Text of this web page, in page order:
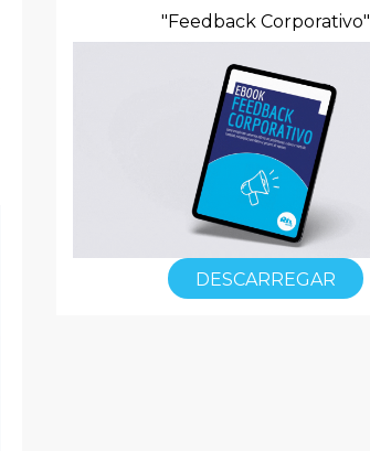
"Feedback Corporativo"
DESCARREGAR